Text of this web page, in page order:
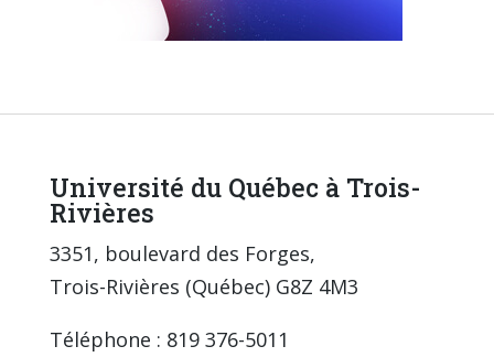
Université du Québec à Trois-
Rivières
3351, boulevard des Forges,
Trois-Rivières (Québec) G8Z 4M3
Téléphone : 819 376-5011